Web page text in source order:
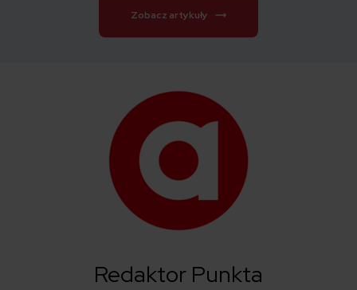
Zobacz artykuły
Redaktor Punkta